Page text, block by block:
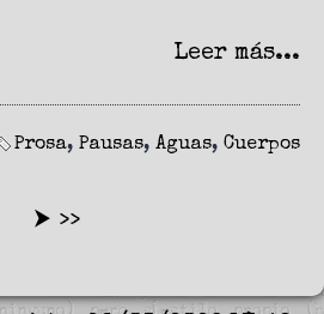
Leer más...
Prosa, Pausas, Aguas, Cuerpos
⮞ >>